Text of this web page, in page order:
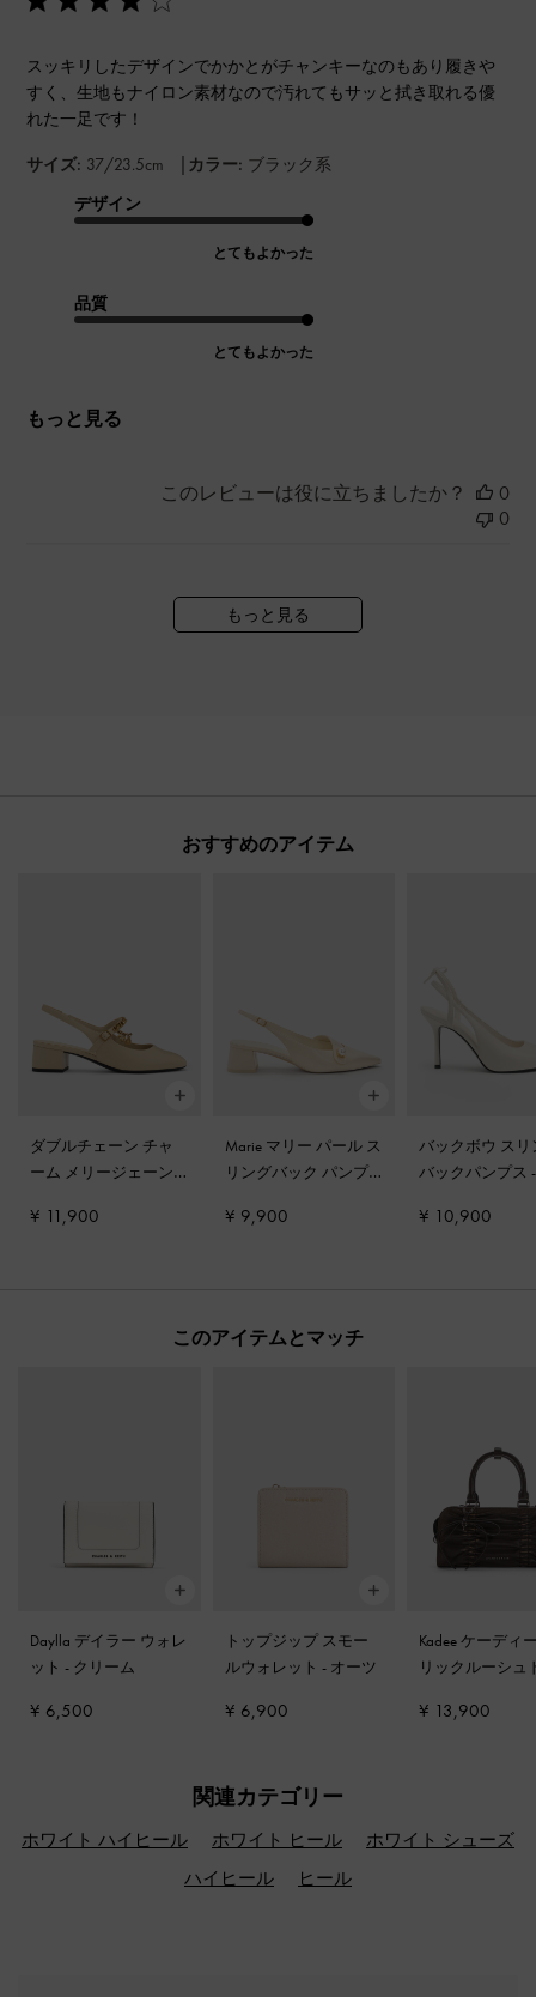
スッキリしたデザインでかかとがチャンキーなのもあり履きや
すく、生地もナイロン素材なので汚れてもサッと拭き取れる優
れた一足です！
サイズ: 37/23.5cm | カラー: ブラック系
デザイン
とてもよかった
品質
とてもよかった
もっと見る
このレビューは役に立ちましたか？
0
0
もっと見る
おすすめのアイテム
ダブルチェーン チャ
ーム メリージェーン
ス - チョーク
¥ 11,900
Marie マリー パール ス
リングバック パンプ
¥ 9,900
バックボウ スリ
バックパンプス
¥ 10,900
このアイテムとマッチ
Daylla デイラー ウォレ
ット - クリーム
¥ 6,500
トップジップ スモー
ルウォレット - オーツ
¥ 6,900
Kadee ケーディ
リックルーシュ
ッグ-バーニシ
¥ 13,900
関連カテゴリー
ホワイト ハイヒール ホワイト ヒール
ホワイト シューズ
ハイヒール
ヒール